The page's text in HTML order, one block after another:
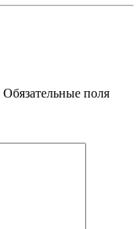
Обязательные поля